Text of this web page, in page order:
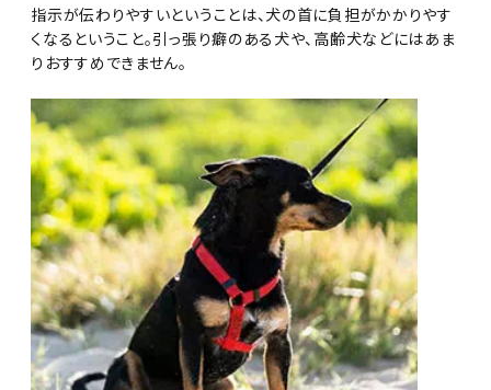
指示が伝わりやすいということは、犬の首に負担がかかりやす
くなるということ。引っ張り癖のある犬や、高齢犬などにはあま
りおすすめできません。